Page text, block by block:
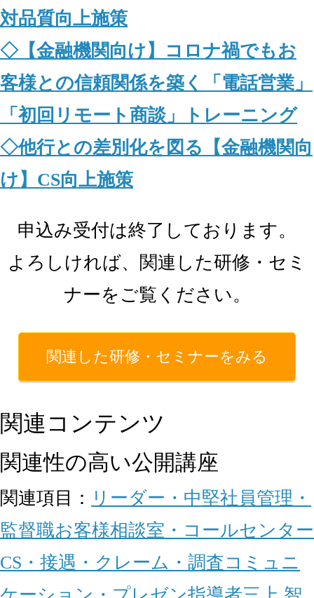
対品質向上施策
◇【金融機関向け】コロナ禍でもお
客様との信頼関係を築く「電話営業」
「初回リモート商談」トレーニング
◇他行との差別化を図る【金融機関向
け】CS向上施策
申込み受付は終了しております。
よろしければ、関連した研修・セミ
ナーをご覧ください。
関連した研修・セミナーをみる
関連コンテンツ
関連性の高い公開講座
関連項目： リーダー・中堅社員管理・
監督職お客様相談室・コールセンター
CS・接遇・クレーム・調査コミュニ